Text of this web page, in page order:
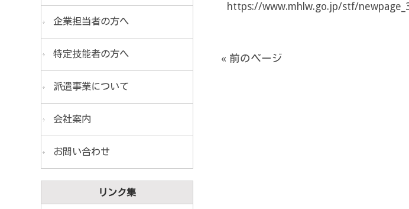
https://www.mhlw.go.jp/stf/
« 前のページ
企業担当者の方へ
特定技能者の方へ
派遣事業について
会社案内
お問い合わせ
リンク集